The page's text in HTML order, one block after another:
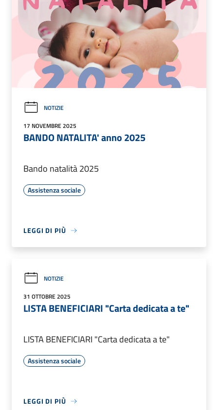
NOTIZIE
17 NOVEMBRE 2025
BANDO NATALITA' anno 2025
Bando natalità 2025
Assistenza sociale
LEGGI DI PIÙ
NOTIZIE
31 OTTOBRE 2025
LISTA BENEFICIARI "Carta dedicata a te"
LISTA BENEFICIARI "Carta dedicata a te"
Assistenza sociale
LEGGI DI PIÙ